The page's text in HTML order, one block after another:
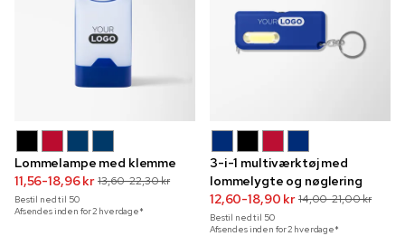
Lommelampe med klemme
11,56-18,96 kr 13,60-22,30 kr
Bestil ned til 50
Afsendes inden for 2 hverdage*
3-i-1 multiværktøj med
lommelygte og nøglering
12,60-18,90 kr 14,00-21,00 kr
Bestil ned til 50
Afsendes inden for 2 hverdage*